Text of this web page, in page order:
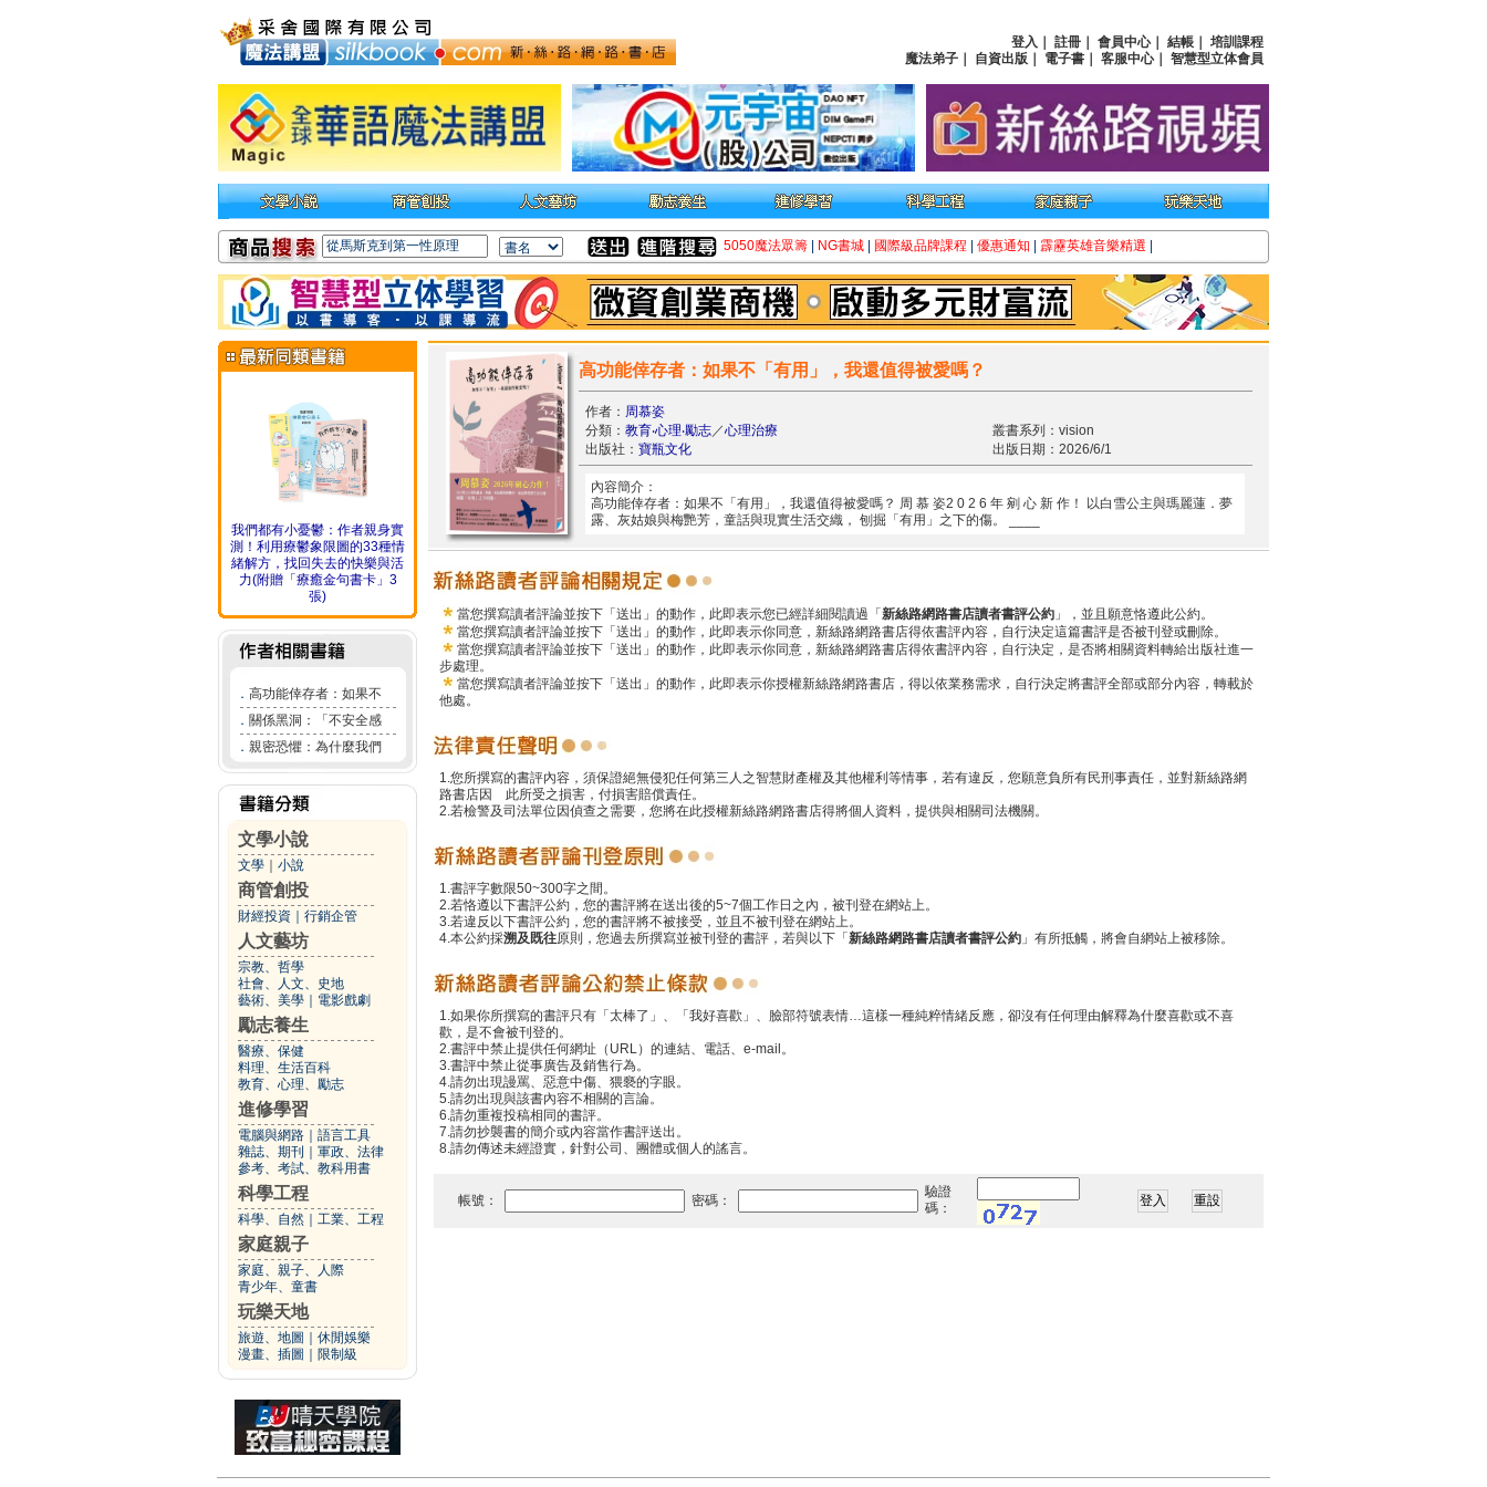
登入 註冊 會員中心｜ 結帳
培訓課程
魔法弟子
自資出版 電子書 客服中心｜ 智慧型立体會員
5050魔法眾籌 NG書城 國際級品牌課程 優惠通知 霹靂英雄音樂精選
我們都有小憂鬱：作者親身實
測！利用療鬱象限圖的33種情
緒解方，找回失去的快樂與活
力(附贈「療癒金句書卡」3
張)
． 高功能倖存者：如果不
． 關係黑洞：「不安全感
． 親密恐懼：為什麼我們
文學小說
文學 小說
商管創投
財經投資 行銷企管
人文藝坊
宗教、哲學
社會、人文、史地
藝術、美學
電影戲劇
勵志養生
醫療、保健
料理、生活百科
教育、心理、勵志
進修學習
電腦與網路
語言工具
雜誌、期刊
軍政、法律
參考、考試、教科用書
科學工程
科學、自然 工業、工程
家庭親子
家庭、親子、人際
青少年、童書
玩樂天地
旅遊、地圖
休閒娛樂
漫畫、插圖
限制級
高功能倖存者：如果不「有用」，我還值得被愛嗎？
作者： 周慕姿
分類： 教育‧心理‧勵志／心理治療
叢書系列：vision
出版社： 寶瓶文化 出版日期：2026/6/1
內容簡介：
高功能倖存者：如果不「有用」，我還值得被愛嗎？ 周 慕 姿2 0 2 6 年 剜 心 新 作！ 以白雪公主與瑪麗蓮．夢
露、灰姑娘與梅艷芳，童話與現實生活交織， 刨掘「有用」之下的傷。 ____
當您撰寫讀者評論並按下「送出」的動作，此即表示您已經詳細閱讀過「 新絲路網路書店讀者書評公約 」，並且願意恪遵此公約。
當您撰寫讀者評論並按下「送出」的動作，此即表示你同意，新絲路網路書店得依書評內容，自行決定這篇書評是否被刊登或刪除。
當您撰寫讀者評論並按下「送出」的動作，此即表示你同意，新絲路網路書店得依書評內容，自行決定，是否將相關資料轉給出版社進一
步處理。
當您撰寫讀者評論並按下「送出」的動作，此即表示你授權新絲路網路書店，得以依業務需求，自行決定將書評全部或部分內容，轉載於
他處。
1.您所撰寫的書評內容，須保證絕無侵犯任何第三人之智慧財產權及其他權利等情事，若有違反，您願意負所有民刑事責任，並對新絲路網
路書店因 此所受之損害，付損害賠償責任。
2.若檢警及司法單位因偵查之需要，您將在此授權新絲路網路書店得將個人資料，提供與相關司法機關。
1.書評字數限50~300字之間。
2.若恪遵以下書評公約，您的書評將在送出後的5~7個工作日之內，被刊登在網站上。
3.若違反以下書評公約，您的書評將不被接受，並且不被刊登在網站上。
4.本公約採溯及既往原則，您過去所撰寫並被刊登的書評，若與以下「 新絲路網路書店讀者書評公約 」有所抵觸，將會自網站上被移除。
1.如果你所撰寫的書評只有「太棒了」、「我好喜歡」、臉部符號表情…這樣一種純粹情緒反應，卻沒有任何理由解釋為什麼喜歡或不喜
歡，是不會被刊登的。
2.書評中禁止提供任何網址（URL）的連結、電話、e-mail。
3.書評中禁止從事廣告及銷售行為。
4.請勿出現謾罵、惡意中傷、猥褻的字眼。
5.請勿出現與該書內容不相關的言論。
6.請勿重複投稿相同的書評。
7.請勿抄襲書的簡介或內容當作書評送出。
8.請勿傳述未經證實，針對公司、團體或個人的謠言。
帳號： 密碼：
驗證
碼：